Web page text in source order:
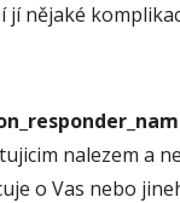
nějaké
nalezem a
o Vas nebo